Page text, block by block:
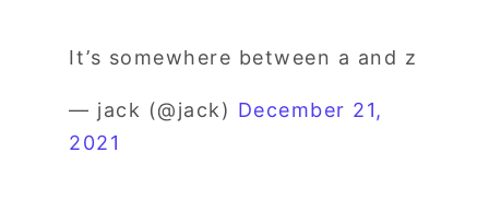
It’s somewhere between a and z
— jack (@jack) December 21,
2021